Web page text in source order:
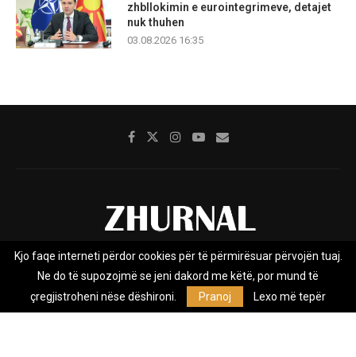
zhbllokimin e eurointegrimeve, detajet
nuk thuhen
03.08.2026 16:35
Rreth nesh Impresumi Marketing
Privacy Policy
Zhurnal.mk është Agjenci e Lajmeve e pavarur, e themeluar në vitin
Kjo faqe interneti përdor cookies për të përmirësuar përvojën tuaj.
Ne do të supozojmë se jeni dakord me këtë, por mund të
çregjistroheni nëse dëshironi.
Pranoj Lexo më tepër